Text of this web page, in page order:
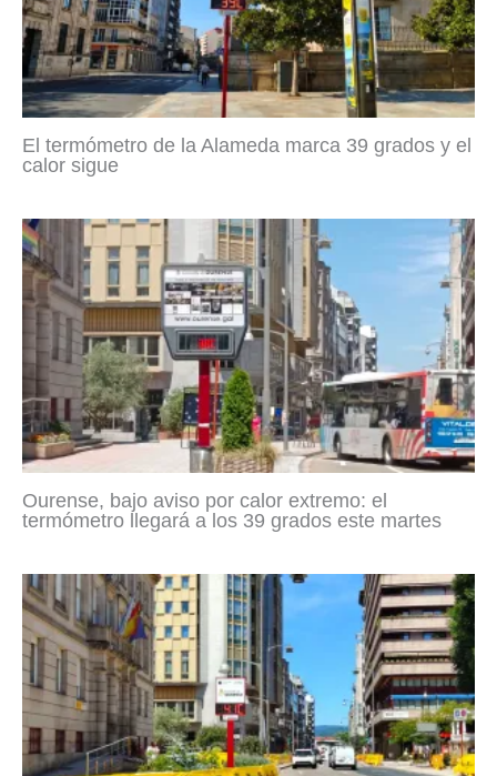
El termómetro de la Alameda marca 39 grados y el
calor sigue
Ourense, bajo aviso por calor extremo: el
termómetro llegará a los 39 grados este martes